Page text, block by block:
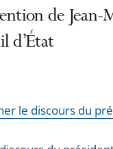
de Jean-
d’État
le discours du